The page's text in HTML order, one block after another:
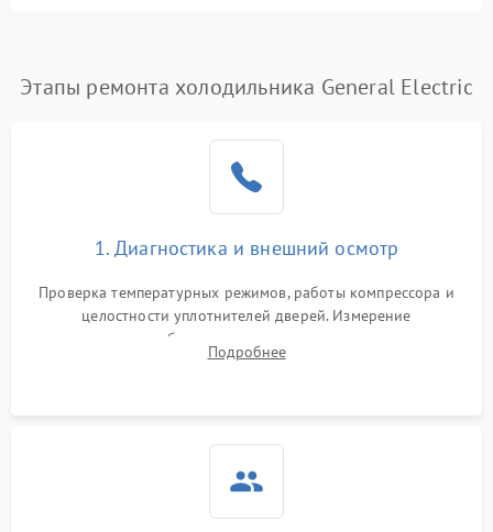
Поломка системы No Frost 2600 ₽ Подробнее →
работе
2000 ₽ Подробнее →
1000 ₽
1800 ₽
Этапы ремонта холодильника General Electric
1. Диагностика и внешний осмотр
Проверка температурных режимов, работы компрессора и
целостности уплотнителей дверей. Измерение
сопротивления обмоток мотора, проверка термостата и
считывание кодов ошибок с электронного дисплея.
Подробнее